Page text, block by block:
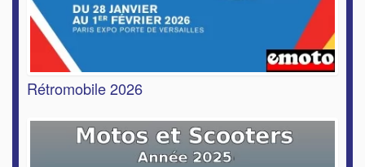
Rétromobile 2026